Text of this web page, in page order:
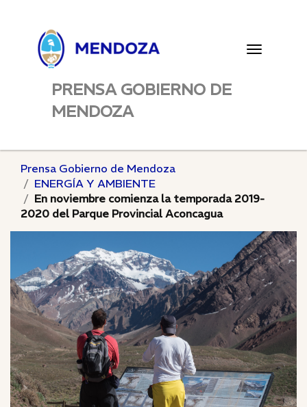
Toggle
PRENSA GOBIERNO DE
MENDOZA
Prensa Gobierno de Mendoza
ENERGÍA Y AMBIENTE
En noviembre comienza la temporada 2019-
2020 del Parque Provincial Aconcagua